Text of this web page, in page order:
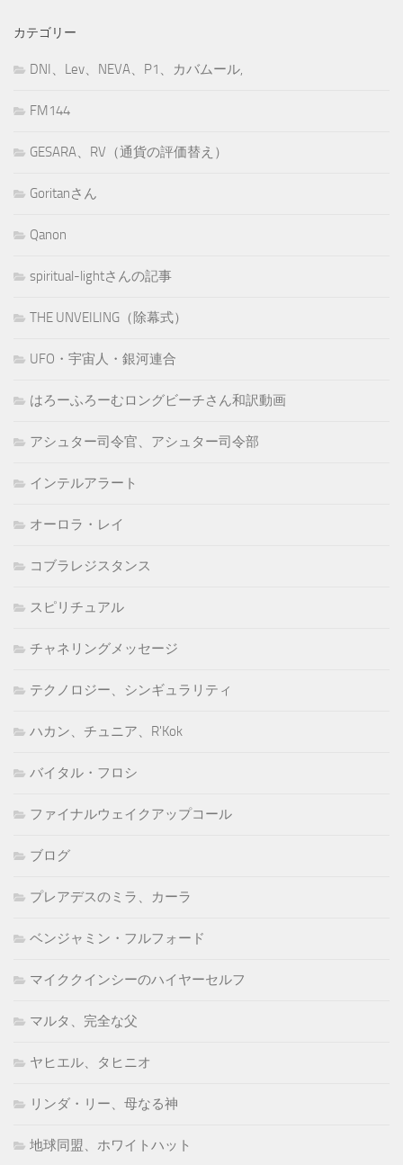
カテゴリー
DNI、Lev、NEVA、P1、カバムール,
FM144
GESARA、RV（通貨の評価替え）
Goritanさん
Qanon
spiritual-lightさんの記事
THE UNVEILING（除幕式）
UFO・宇宙人・銀河連合
はろーふろーむロングビーチさん和訳動画
アシュター司令官、アシュター司令部
インテルアラート
オーロラ・レイ
コブラレジスタンス
スピリチュアル
チャネリングメッセージ
テクノロジー、シンギュラリティ
ハカン、チュニア、R'Kok
バイタル・フロシ
ファイナルウェイクアップコール
ブログ
プレアデスのミラ、カーラ
ベンジャミン・フルフォード
マイククインシーのハイヤーセルフ
マルタ、完全な父
ヤヒエル、タヒニオ
リンダ・リー、母なる神
地球同盟、ホワイトハット